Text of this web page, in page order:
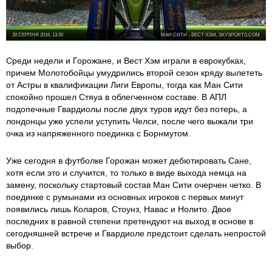
МАН СИТИ - ВЕСТ ХЭМ, SKYSPORTS.COM
28 СЕРПНЯ 2016, 13:30
Среди недели и Горожане, и Вест Хэм играли в еврокубках,
причем Молотобойцы умудрились второй сезон кряду вылететь
от Астры в квалификации Лиги Европы, тогда как Ман Сити
спокойно прошел Стяуа в облегченном составе. В АПЛ
подопечные Гвардиолы после двух туров идут без потерь, а
лондонцы уже успели уступить Челси, после чего выжали три
очка из напряженного поединка с Борнмутом.
Уже сегодня в футболке Горожан может дебютировать Сане,
хотя если это и случится, то только в виде выхода немца на
замену, поскольку стартовый состав Ман Сити очерчен четко. В
поединке с румынами из основных игроков с первых минут
появились лишь Коларов, Стоунз, Навас и Нолито. Двое
последних в равной степени претендуют на выход в основе в
сегодняшней встрече и Гвардиоле предстоит сделать непростой
выбор.